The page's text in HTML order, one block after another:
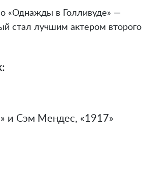
«Однажды в Голливуде» —
стал лучшим актером второго
и Сэм Мендес, «1917»